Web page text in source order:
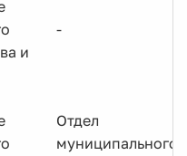
и
-
Отдел
муниципального